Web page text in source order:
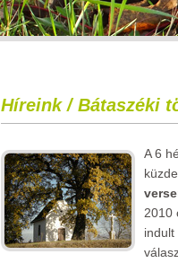
Híreink / Bátaszéki
A 6
2010